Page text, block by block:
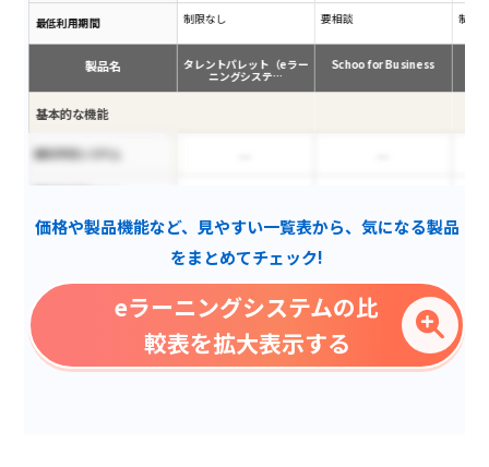
最低利用期間
製品名
基本的な機能
歯科予約システム
常時最新版
シングルサインオン
グラスボックス診断
制限なし
タレントパレット（eラー
ニングシステ…
要相談
Schoo for Business
制限
価格や製品機能など、見やすい一覧表から、気になる製品
をまとめてチェック!
eラーニングシステムの比
較表を拡大表示する